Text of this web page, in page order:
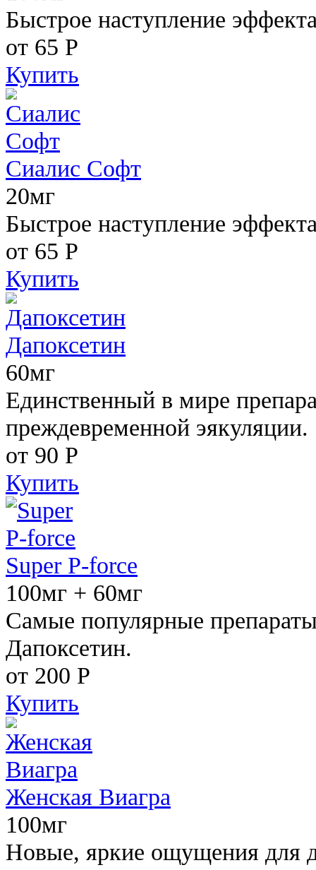
Быстрое наступление
от 65 Р
Купить
Сиалис Софт
20мг
Быстрое наступление
от 65 Р
Купить
Дапоксетин
60мг
Единственный в мире
преждевременной эякуляции.
от 90 Р
Купить
Super P-force
100мг + 60мг
Самые популярные
Дапоксетин.
от 200 Р
Купить
Женская Виагра
100мг
Новые, яркие ощущения для